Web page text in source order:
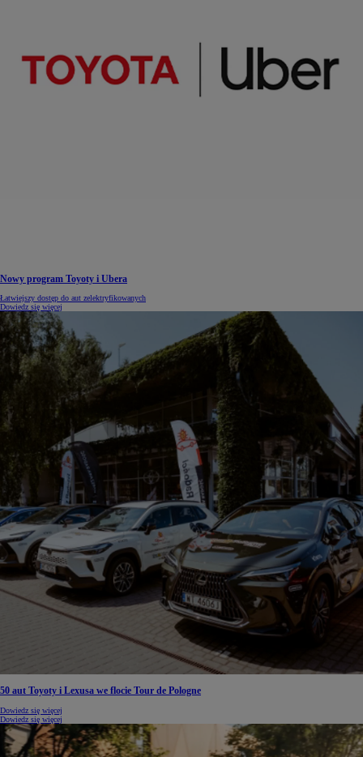
Nowy program Toyoty i Ubera
Łatwiejszy dostęp do aut zelektryfikowanych
Dowiedz się więcej
50 aut Toyoty i Lexusa we flocie Tour de Pologne
Dowiedz się więcej
Dowiedz się więcej